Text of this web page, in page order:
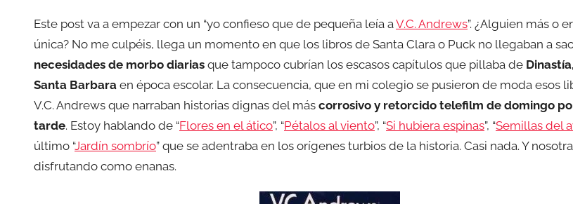
Este post va a empezar con un “yo confieso que de pequeña leía a V.C. Andrews”. ¿Alguien más o
única? No me culpéis, llega un momento en que los libros de Santa Clara o Puck no llegaban a
necesidades de morbo diarias que tampoco cubrían los escasos capítulos que pillaba de
Santa Barbara en época escolar. La consecuencia, que en mi colegio se pusieron de moda esos
V.C. Andrews que narraban historias dignas del más corrosivo y retorcido telefilm de domingo
tarde. Estoy hablando de “Flores en el ático”, “Pétalos al viento”, “Si hubiera espinas”, “Semillas del
último “Jardín sombrío” que se adentraba en los orígenes turbios de la historia. Casi nada. Y
disfrutando como enanas.